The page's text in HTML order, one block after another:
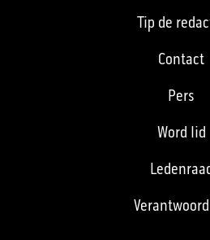
Tip de
Contact
Pers
Word lid